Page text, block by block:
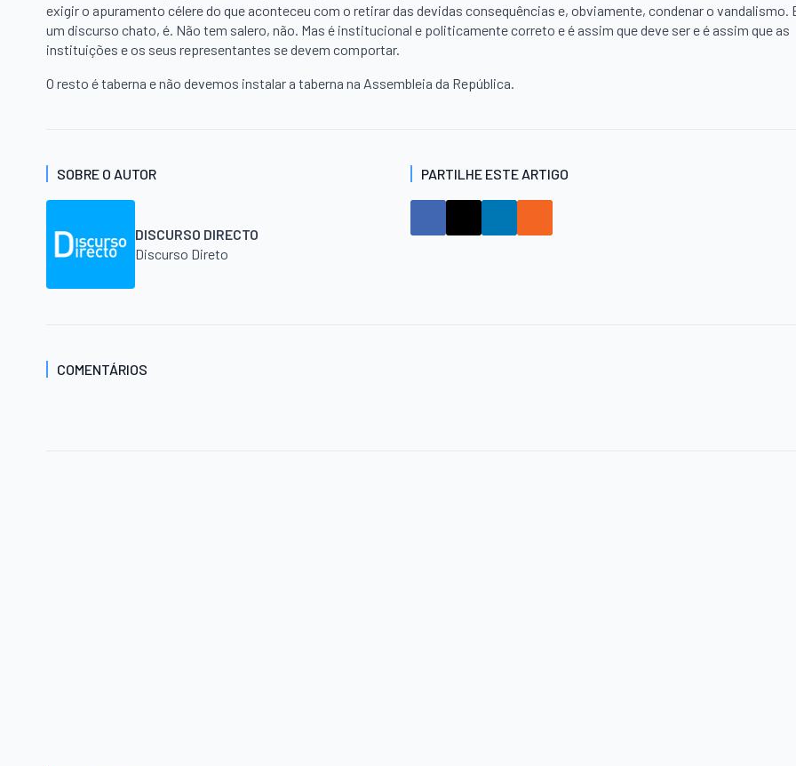
exigir o apuramento célere do que aconteceu com o retirar das devidas consequências e, obviamente, condenar o vandalismo.
um discurso chato, é. Não tem salero, não. Mas é institucional e politicamente correto e é assim que deve ser e é assim que as
instituições e os seus representantes se devem comportar.
O resto é taberna e não devemos instalar a taberna na Assembleia da República.
SOBRE O AUTOR
DISCURSO DIRECTO
Discurso Direto
PARTILHE ESTE ARTIGO
COMENTÁRIOS